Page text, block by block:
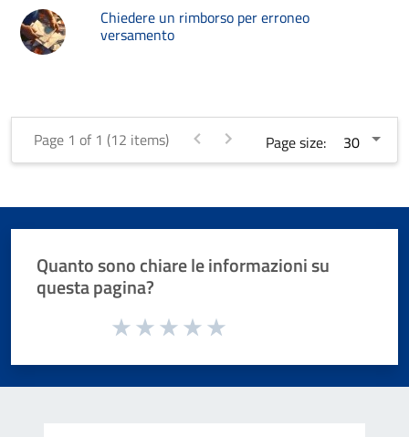
Chiedere un rimborso per erroneo
versamento
Page 1 of 1 (12 items) Page size:
Quanto sono chiare le informazioni su
questa pagina?
Valuta da 1 a 5 stelle la pagina